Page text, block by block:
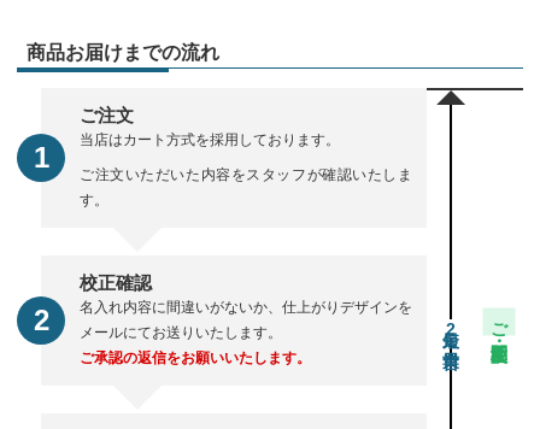
商品お届けまでの流れ
ご注文
当店はカート方式を採用しております。
ご注文いただいた内容をスタッフが確認いたしま
す。
校正確認
名入れ内容に間違いがないか、仕上がりデザインを
メールにてお送りいたします。
ご承認の返信をお願いいたします。
2 ご注文・校正期間